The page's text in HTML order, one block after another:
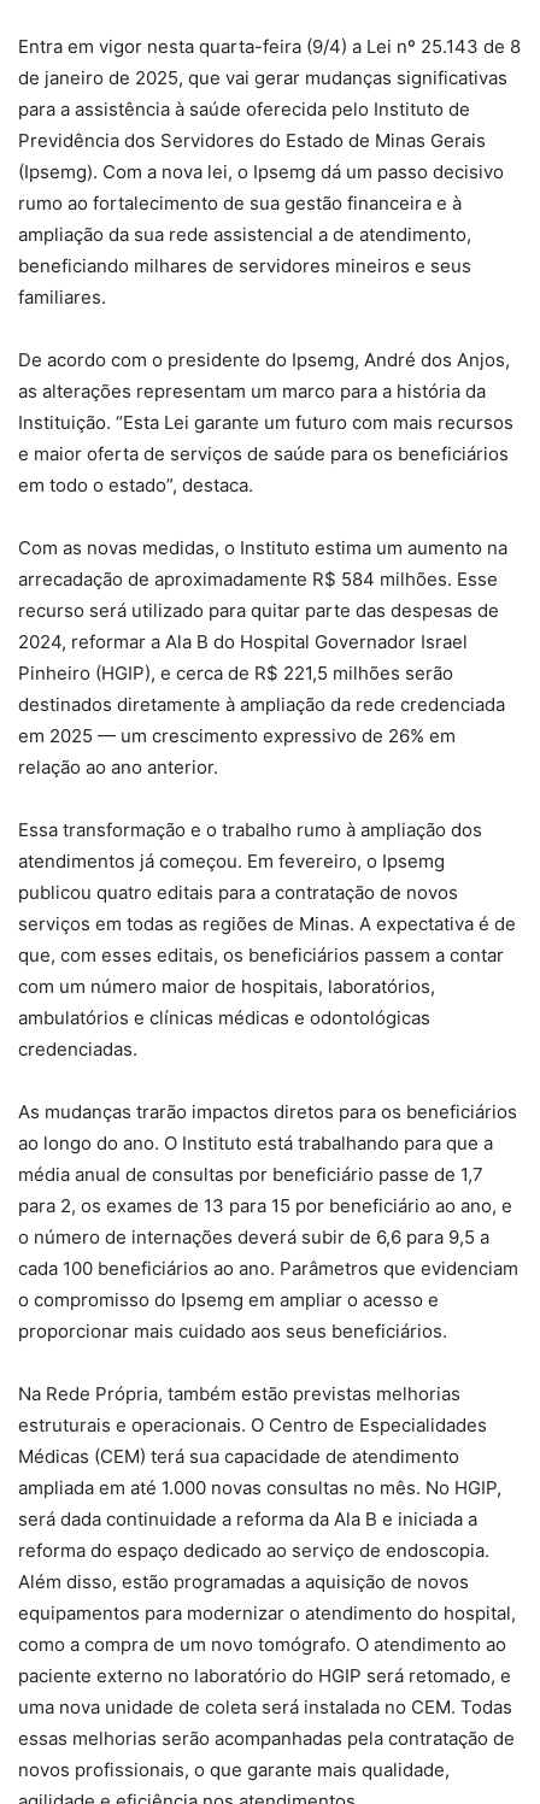
Entra em vigor nesta quarta-feira (9/4) a Lei nº 25.143 de 8
de janeiro de 2025, que vai gerar mudanças significativas
para a assistência à saúde oferecida pelo Instituto de
Previdência dos Servidores do Estado de Minas Gerais
(Ipsemg). Com a nova lei, o Ipsemg dá um passo decisivo
rumo ao fortalecimento de sua gestão financeira e à
ampliação da sua rede assistencial a de atendimento,
beneficiando milhares de servidores mineiros e seus
familiares.
De acordo com o presidente do Ipsemg, André dos Anjos,
as alterações representam um marco para a história da
Instituição. “Esta Lei garante um futuro com mais recursos
e maior oferta de serviços de saúde para os beneficiários
em todo o estado”, destaca.
Com as novas medidas, o Instituto estima um aumento na
arrecadação de aproximadamente R$ 584 milhões. Esse
recurso será utilizado para quitar parte das despesas de
2024, reformar a Ala B do Hospital Governador Israel
Pinheiro (HGIP), e cerca de R$ 221,5 milhões serão
destinados diretamente à ampliação da rede credenciada
em 2025 — um crescimento expressivo de 26% em
relação ao ano anterior.
Essa transformação e o trabalho rumo à ampliação dos
atendimentos já começou. Em fevereiro, o Ipsemg
publicou quatro editais para a contratação de novos
serviços em todas as regiões de Minas. A expectativa é de
que, com esses editais, os beneficiários passem a contar
com um número maior de hospitais, laboratórios,
ambulatórios e clínicas médicas e odontológicas
credenciadas.
As mudanças trarão impactos diretos para os beneficiários
ao longo do ano. O Instituto está trabalhando para que a
média anual de consultas por beneficiário passe de 1,7
para 2, os exames de 13 para 15 por beneficiário ao ano, e
o número de internações deverá subir de 6,6 para 9,5 a
cada 100 beneficiários ao ano. Parâmetros que evidenciam
o compromisso do Ipsemg em ampliar o acesso e
proporcionar mais cuidado aos seus beneficiários.
Na Rede Própria, também estão previstas melhorias
estruturais e operacionais. O Centro de Especialidades
Médicas (CEM) terá sua capacidade de atendimento
ampliada em até 1.000 novas consultas no mês. No HGIP,
será dada continuidade a reforma da Ala B e iniciada a
reforma do espaço dedicado ao serviço de endoscopia.
Além disso, estão programadas a aquisição de novos
equipamentos para modernizar o atendimento do hospital,
como a compra de um novo tomógrafo. O atendimento ao
paciente externo no laboratório do HGIP será retomado, e
uma nova unidade de coleta será instalada no CEM. Todas
essas melhorias serão acompanhadas pela contratação de
novos profissionais, o que garante mais qualidade,